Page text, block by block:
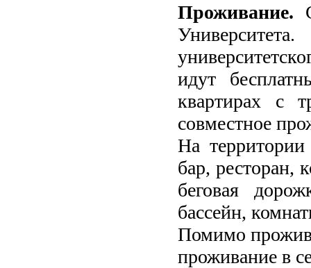
Проживание.
идут
квартирах с
совместное
На
бар, ресторан,
беговая
бассейн,
Помимо
проживание в